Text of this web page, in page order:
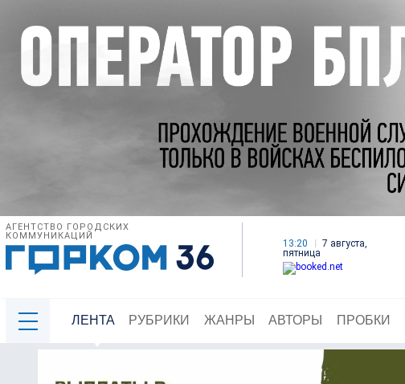
АГЕНТСТВО ГОРОДСКИХ
КОММУНИКАЦИЙ
13:20
7 августа,
пятница
ЛЕНТА РУБРИКИ ЖАНРЫ АВТОРЫ ПРОБКИ